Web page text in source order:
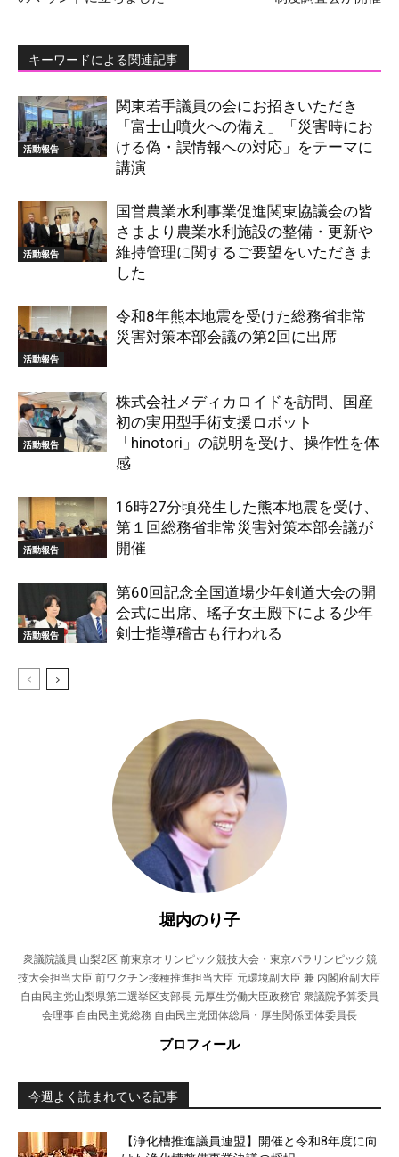
キーワードによる関連記事
活動報告
関東若手議員の会にお招きいただき
「富士山噴火への備え」「災害時にお
ける偽・誤情報への対応」をテーマに
講演
活動報告
国営農業水利事業促進関東協議会の皆
さまより農業水利施設の整備・更新や
維持管理に関するご要望をいただきま
した
活動報告
令和8年熊本地震を受けた総務省非常
災害対策本部会議の第2回に出席
活動報告
株式会社メディカロイドを訪問、国産
初の実用型手術支援ロボット
「hinotori」の説明を受け、操作性を体
感
活動報告
16時27分頃発生した熊本地震を受け、
第１回総務省非常災害対策本部会議が
開催
活動報告
第60回記念全国道場少年剣道大会の開
会式に出席、瑤子女王殿下による少年
剣士指導稽古も行われる
堀内のり子
衆議院議員 山梨2区 前東京オリンピック競技大会・東京パラリンピック競
技大会担当大臣 前ワクチン接種推進担当大臣 元環境副大臣 兼 内閣府副大臣
自由民主党山梨県第二選挙区支部長 元厚生労働大臣政務官 衆議院予算委員
会理事 自由民主党総務 自由民主党団体総局・厚生関係団体委員長
プロフィール
今週よく読まれている記事
【浄化槽推進議員連盟】開催と令和8年度に向